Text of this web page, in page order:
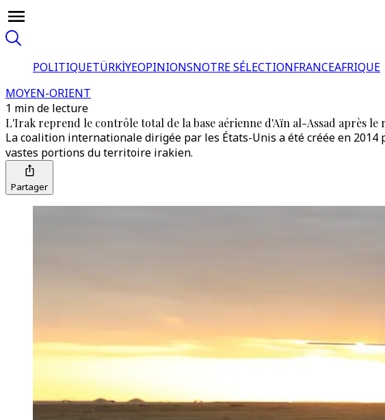
POLITIQUETÜRKİYEOPINIONSNOTRE SÉLECTIONFRANCEAFRIQUE
MOYEN-ORIENT
1 min de lecture
L'Irak reprend le contrôle total de la base aérienne d'Aïn al-Assad après le
La coalition internationale dirigée par les États-Unis a été créée en
vastes portions du territoire irakien.
Partager